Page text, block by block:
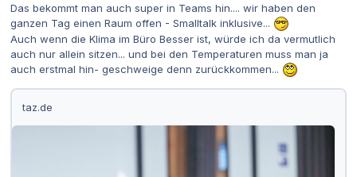
Das bekommt man auch super in Teams hin.... wir haben den
ganzen Tag einen Raum offen - Smalltalk inklusive...
Auch wenn die Klima im Büro Besser ist, würde ich da vermutlich
auch nur allein sitzen... und bei den Temperaturen muss man ja
auch erstmal hin- geschweige denn zurückkommen...
taz.de